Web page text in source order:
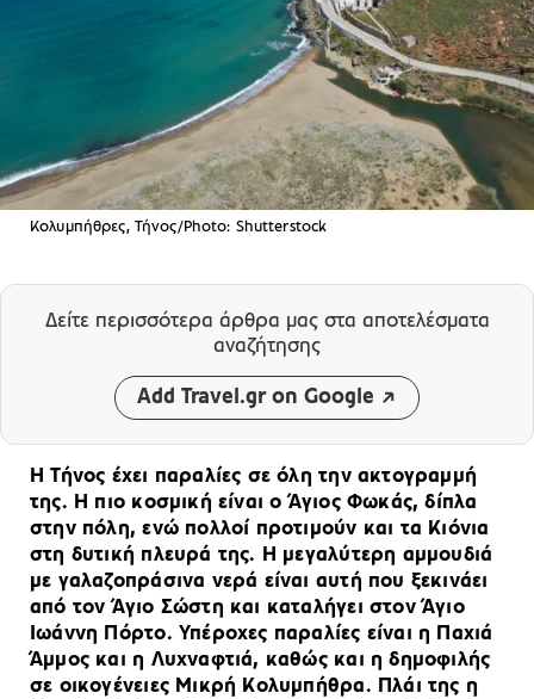
Κολυμπήθρες, Τήνος/Photo: Shutterstock
Δείτε περισσότερα άρθρα μας στα αποτελέσματα
αναζήτησης
Add Travel.gr on Google
Η Τήνος έχει παραλίες σε όλη την ακτογραμμή
της. Η πιο κοσμική είναι ο Άγιος Φωκάς, δίπλα
στην πόλη, ενώ πολλοί προτιμούν και τα Κιόνια
στη δυτική πλευρά της. Η μεγαλύτερη αμμουδιά
με γαλαζοπράσινα νερά είναι αυτή που ξεκινάει
από τον Άγιο Σώστη και καταλήγει στον Άγιο
Ιωάννη Πόρτο. Υπέροχες παραλίες είναι η Παχιά
Άμμος και η Λυχναφτιά, καθώς και η δημοφιλής
σε οικογένειες Μικρή Κολυμπήθρα. Πλάι της η